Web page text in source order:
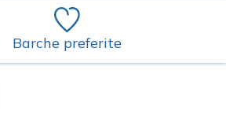
Barche preferite